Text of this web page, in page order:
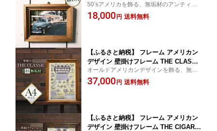
垢材使用 [Spice it up 愛知県 江南市 ko
23btu750005] インテリア 写真 写真立て
50’sアメリカを飾る、無垢材のアンティー
ク調フォトフレーム
18,000円 送料無料
【ふるさと納税】 フレーム アメリカン
デザイン 壁掛けフレーム THE CLASSI
C A4 サイズ [Spice it up 愛知県 江南市
ko23btu750000] 額縁 a4 木製 おしゃれ
オールドアメリカンデザインを飾る、無垢
材のクラシカル壁掛け額縁＜縦・横両用＞
37,000円 送料無料
【ふるさと納税】 フレーム アメリカン
デザイン 壁掛けフレーム THE CIGAR L